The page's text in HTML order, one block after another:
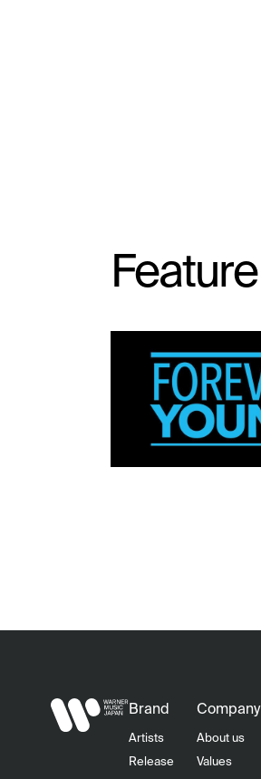
Feature
Brand
Artists
Release
Company
About us
Values